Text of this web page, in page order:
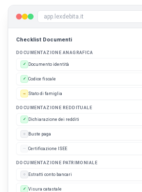
app.lexdebita.it
Checklist Documenti
DOCUMENTAZIONE ANAGRAFICA
✓ Documento identità
✓ Codice fiscale
→ Stato di famiglia
DOCUMENTAZIONE REDDITUALE
✓ Dichiarazione dei redditi
○ Buste paga
— Certificazione ISEE
DOCUMENTAZIONE PATRIMONIALE
○ Estratti conto bancari
✓ Visura catastale